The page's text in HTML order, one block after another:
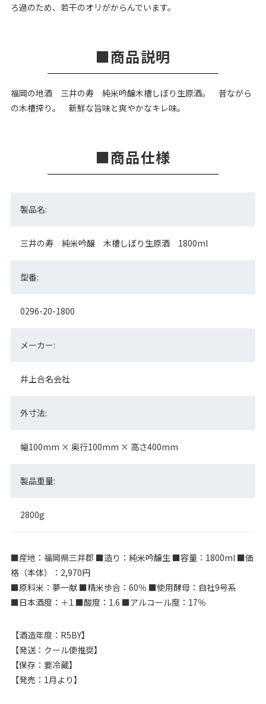
ろ過のため、若干のオリがからんでいます。
商品説明
福岡の地酒 三井の寿 純米吟醸木槽しぼり生原酒。 昔ながら
の木槽搾り。 新鮮な旨味と爽やかなキレ味。
商品仕様
製品名:
三井の寿 純米吟醸 木槽しぼり生原酒 1800ml
型番:
0296-20-1800
メーカー:
井上合名会社
外寸法:
幅100mm × 奥行100mm × 高さ400mm
製品重量:
2800g
■産地：福岡県三井郡 ■造り：純米吟醸生 ■容量：1800ml ■価
格（本体）：2,970円
■原料米：夢一献 ■精米歩合：60％ ■使用酵母：自社9号系
■日本酒度：＋1 ■酸度：1.6 ■アルコール度：17％
【酒造年度：R5BY】
【発送：クール便推奨】
【保存：要冷蔵】
【発売：1月より】